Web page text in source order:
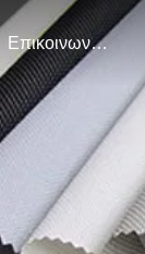
Επικοινωνήστε Μαζί Μας